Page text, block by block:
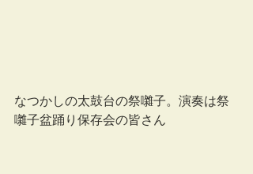
なつかしの太鼓台の祭囃子。演奏は祭
囃子盆踊り保存会の皆さん